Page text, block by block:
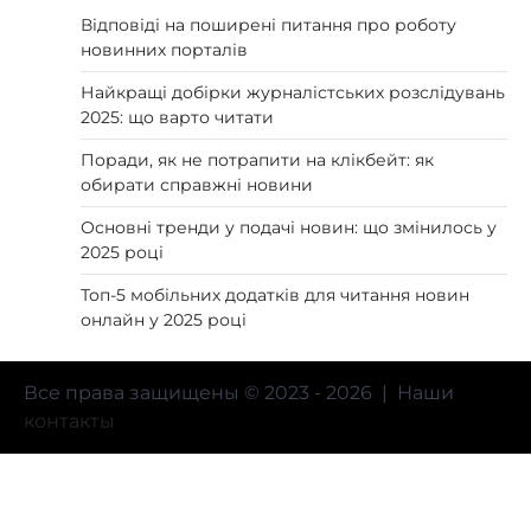
Відповіді на поширені питання про роботу
новинних порталів
Найкращі добірки журналістських розслідувань
2025: що варто читати
Поради, як не потрапити на клікбейт: як
обирати справжні новини
Основні тренди у подачі новин: що змінилось у
2025 році
Топ-5 мобільних додатків для читання новин
онлайн у 2025 році
Все права защищены © 2023 - 2026 | Наши
контакты